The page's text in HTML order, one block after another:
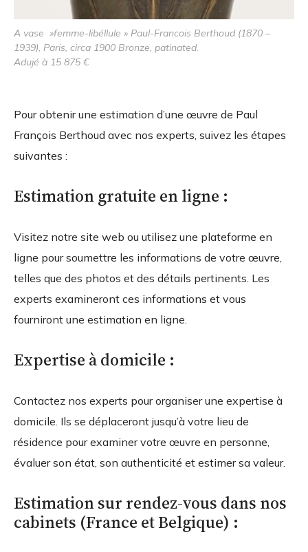
A vase »femme-libéllule » Paul-Francois Berthoud (1870 –
1939), Paris, circa 1900 Bronze, patinated.
Adujé à 15 875 €
Pour obtenir une estimation d’une œuvre de Paul
François Berthoud avec nos experts, suivez les étapes
suivantes :
Estimation gratuite en ligne :
Visitez notre site web ou utilisez une plateforme en
ligne pour soumettre les informations de votre œuvre,
telles que des photos et des détails pertinents. Les
experts examineront ces informations et vous
fourniront une estimation en ligne.
Expertise à domicile :
Contactez nos experts pour organiser une expertise à
domicile. Ils se déplaceront jusqu’à votre lieu de
résidence pour examiner votre œuvre en personne,
évaluer son état, son authenticité et estimer sa valeur.
Estimation sur rendez-vous dans nos
cabinets (France et Belgique) :